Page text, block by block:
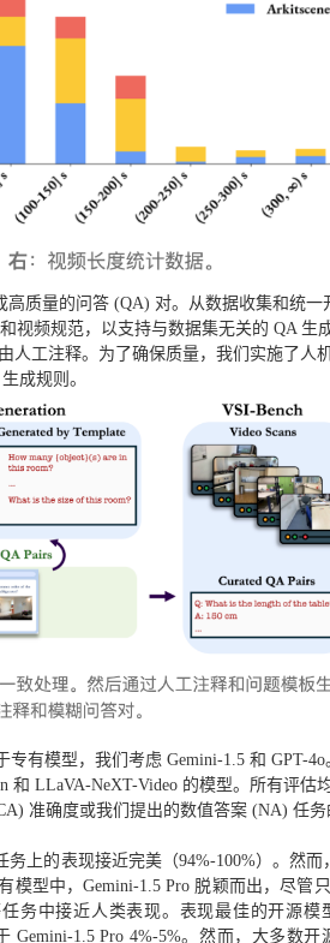
质量的问答 (QA) 对。从数据收集和统一
视频规范，以支持与数据集无关的 QA 生
人工注释。为了确保质量，我们实施了人
成规则。
有模型，我们考虑 Gemini-1.5 和 GPT-4o
和 LLaVA-NeXT-Video 的模型。所有评估
准确度或我们提出的数值答案 (NA) 任务
上的表现接近完美（94%-100%）。然而
型中，Gemini-1.5 Pro 脱颖而出，尽管
务中接近人类表现。表现最佳的开源模
Gemini-1.5 Pro 4%-5%。然而，大多数开